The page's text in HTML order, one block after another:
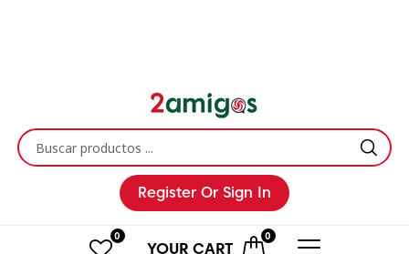
Register Or Sign In
0 0
YOUR CART